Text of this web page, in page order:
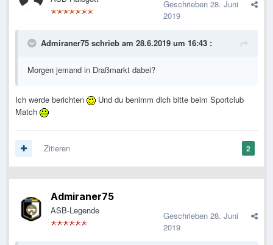
Geschrieben 28. Juni
2019
Admiraner75 schrieb am 28.6.2019 um 16:43 :
Morgen jemand in Draßmarkt dabei?
Ich werde berichten
Und du benimm dich bitte beim Sportclub
Match
2
Zitieren
Admiraner75
ASB-Legende Geschrieben 28. Juni
2019